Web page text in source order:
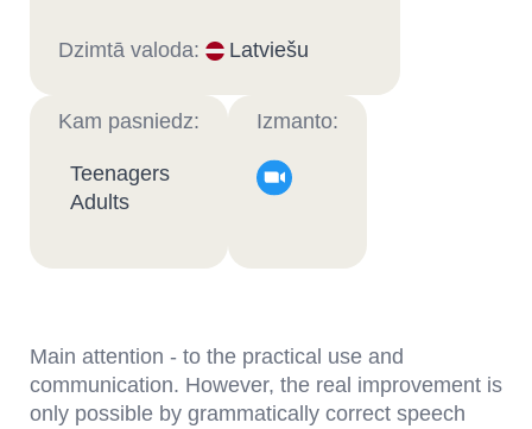
Dzimtā valoda: Latviešu
Kam pasniedz:
Teenagers
Adults
Izmanto:
Main attention - to the practical use and
communication. However, the real improvement is
only possible by grammatically correct speech